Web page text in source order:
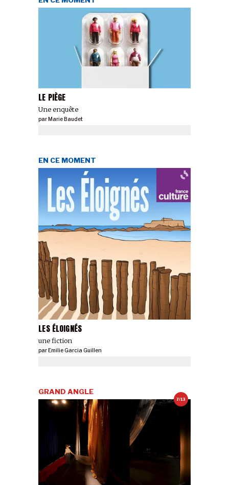
LE PIÈGE
Une enquête
parMarie Baudet
LES ÉLOIGNÉS
une fiction
EN CE MOMENT
par Emilie Garcia Guillen
7/13
GRAND ANGLE